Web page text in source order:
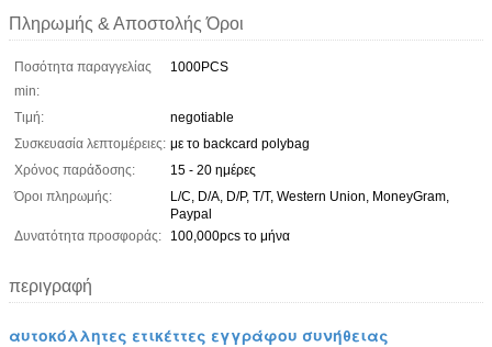
Πληρωμής & Αποστολής Όροι
Ποσότητα παραγγελίας
min:
1000PCS
Τιμή:
negotiable
Συσκευασία λεπτομέρειες: με το backcard polybag
Χρόνος παράδοσης:
15 - 20 ημέρες
Όροι πληρωμής:
L/C, D/A, D/P, T/T, Western Union, MoneyGram,
Paypal
Δυνατότητα προσφοράς:
100,000pcs το μήνα
περιγραφή
αυτοκόλλητες ετικέττες εγγράφου συνήθειας